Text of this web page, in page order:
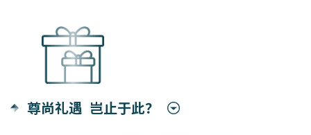
尊尚礼遇 岂止于此？